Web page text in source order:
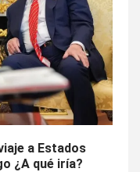
a Estados
¿A qué iría?